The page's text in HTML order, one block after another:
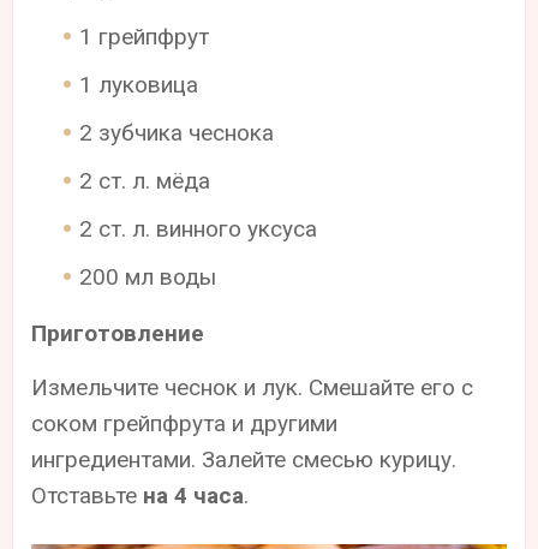
1 грейпфрут
1 луковица
2 зубчика чеснока
2 ст. л. мёда
2 ст. л. винного уксуса
200 мл воды
Приготовление
Измельчите чеснок и лук. Смешайте его с
соком грейпфрута и другими
ингредиентами. Залейте смесью курицу.
Отставьте на 4 часа.